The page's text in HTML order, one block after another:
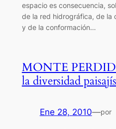
espacio es consecuencia,
de la red hidrográfica, de la
y de la conformación…
MONTE
la diversidad
Ene 28, 2010—por